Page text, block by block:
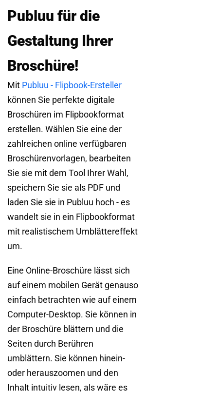
Publuu für die
Gestaltung Ihrer
Broschüre!
Mit Publuu - Flipbook-Ersteller
können Sie perfekte digitale
Broschüren im Flipbookformat
erstellen. Wählen Sie eine der
zahlreichen online verfügbaren
Broschürenvorlagen, bearbeiten
Sie sie mit dem Tool Ihrer Wahl,
speichern Sie sie als PDF und
laden Sie sie in Publuu hoch - es
wandelt sie in ein Flipbookformat
mit realistischem Umblättereffekt
um.
Eine Online-Broschüre lässt sich
auf einem mobilen Gerät genauso
einfach betrachten wie auf einem
Computer-Desktop. Sie können in
der Broschüre blättern und die
Seiten durch Berühren
umblättern. Sie können hinein-
oder herauszoomen und den
Inhalt intuitiv lesen, als wäre es